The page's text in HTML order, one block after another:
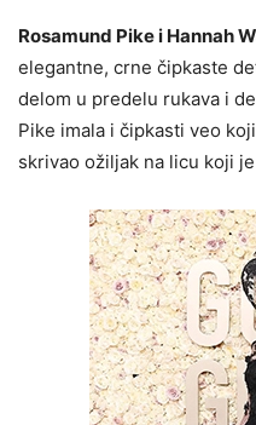
Rosamund Pike i Hannah
elegantne, crne čipkaste
delom u predelu rukava i
Pike imala i čipkasti veo
skrivao ožiljak na licu koji